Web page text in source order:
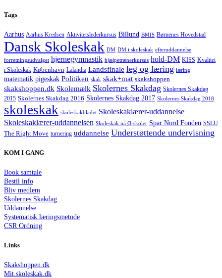
Tags
Aarhus Aarhus Kredsen Aktivitetslederkursus Billund BMIS Børnenes Hovedstad
Dansk Skoleskak DM DM i skoleskak efteruddannelse
forretningsudvalget hjernegymnastik hjælpetrænerkursus hold-DM KISS Kvalitet
i Skoleskak København Lalandia Landsfinale leg og læring læring
matematik pigeskak Politiken skak skak+mat skakshoppen
skakshoppen.dk Skolemælk Skolernes Skakdag Skolernes Skakdag
2015 Skolernes Skakdag 2016 Skolernes Skakdag 2017 Skolernes Skakdag 2018
skoleskak skoleskakbladet Skoleskaklærer-uddannelse
Skoleskaklærer-uddannelsen Skoleskak på Ø-skoler Spar Nord Fonden SSLU
The Right Move turnering uddannelse Understøttende undervisning
KOM I GANG
Book samtale
Bestil info
Bliv medlem
Skolernes Skakdag
Uddannelse
Systematisk læringsmetode
CSR Ordning
Links
Skakshoppen.dk
Mit.skoleskak.dk